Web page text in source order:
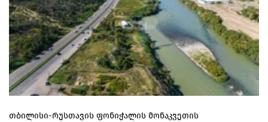
თბილისი-რუსთავის ფონიჭალის მონაკვეთის